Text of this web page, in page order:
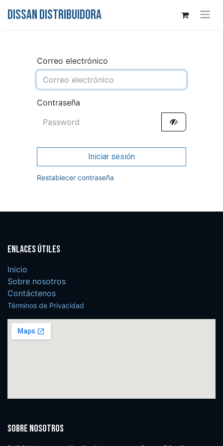
DISSAN DISTRIBUIDORA
Correo electrónico
Contraseña
Iniciar sesión
Restablecer contraseña
Enlaces útiles
Inicio
Sobre nosotros
Contáctenos
Términos de Privacidad
Sobre nosotros